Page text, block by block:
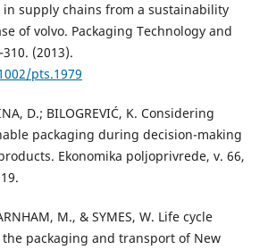
in supply chains from a sustainability
of volvo. Packaging Technology and
(2013).
pts.1979
D.; BILOGREVIĆ, K. Considering
packaging during decision-making
Ekonomika poljoprivrede, v. 66,
M., & SYMES, W. Life cycle
packaging and transport of New